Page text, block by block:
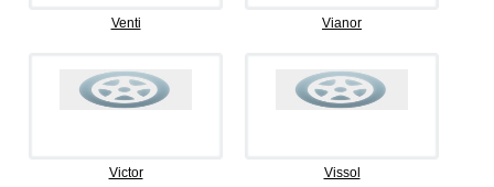
Venti Vianor
Victor Vissol